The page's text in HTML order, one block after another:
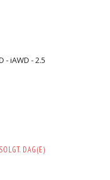
- iAWD - 2.5
DAG(E)